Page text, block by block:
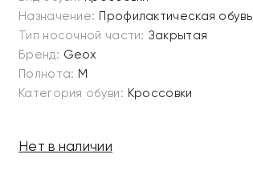
Назначение: Профилактическая обувь
Тип носочной части: Закрытая
Бренд: Geox
Полнота: M
Категория обуви: Кроссовки
Нет в наличии